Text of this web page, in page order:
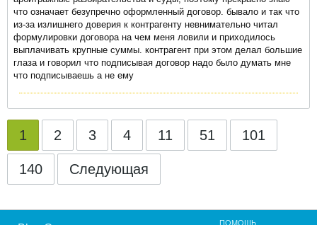
что означает безупречно оформленный договор. бывало и так что
из-за излишнего доверия к контрагенту невнимательно читал
формулировки договора на чем меня ловили и приходилось
выплачивать крупные суммы. контрагент при этом делал большие
глаза и говорил что подписывая договор надо было думать мне
что подписываешь а не ему
1 2 3 4 11 51 101
140 Следующая
ПОМОЩЬ